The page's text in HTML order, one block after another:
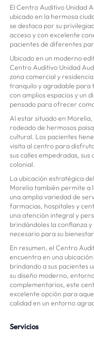
El Centro Auditivo Unidad
ubicado en la hermosa
se destaca por su
acceso y con excelente
pacientes de diferentes
Ubicado en un moderno
Centro Auditivo Unidad
zona comercial y
tranquilo y agradable para
con amplios espacios y un
pensado para ofrecer
Al estar situado en
rodeado de hermosos
cultural. Los pacientes
visita al centro para
sus calles empedradas,
colonial.
La ubicación estratégica
Morelia también permite a
una amplia variedad de
farmacias, hospitales y
una atención integral y
brindándoles la confianza
necesario para su
En resumen, el Centro
encuentra en una
brindando a sus pacientes
su diseño moderno,
complementarios, este
excelente opción para
calidad en un entorno
Servicios